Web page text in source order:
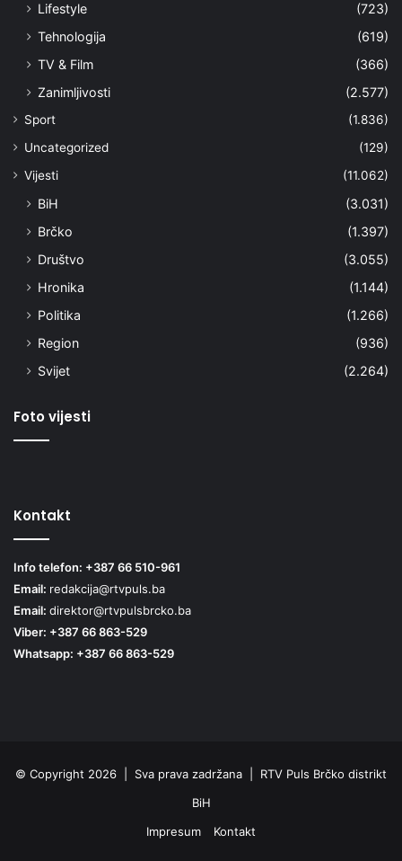
Lifestyle
(723)
Tehnologija
(619)
TV & Film
(366)
Zanimljivosti
(2.577)
Sport
(1.836)
Uncategorized
(129)
Vijesti
(11.062)
BiH
(3.031)
Brčko
(1.397)
Društvo
(3.055)
Hronika
(1.144)
Politika
(1.266)
Region
(936)
Svijet
(2.264)
Foto vijesti
Kontakt
Info telefon: +387 66 510-961
Email: redakcija@rtvpuls.ba
Email: direktor@rtvpulsbrcko.ba
Viber: +387 66 863-529
Whatsapp: +387 66 863-529
© Copyright 2026 | Sva prava zadržana | RTV Puls Brčko distrikt
BiH
Impresum
Kontakt